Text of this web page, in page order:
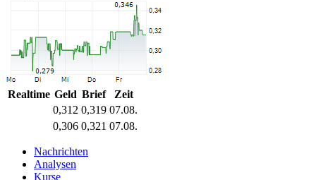
Realtime Geld Brief
Zeit
0,312 0,319 07.08.
0,306 0,321 07.08.
Nachrichten
Analysen
Kurse